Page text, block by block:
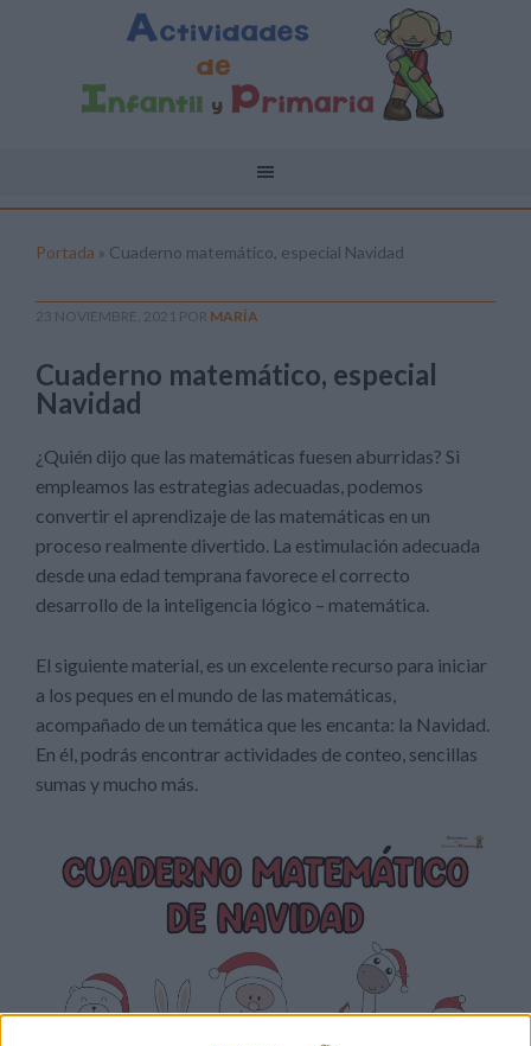
Portada » Cuaderno matemático, especial Navidad
23 NOVIEMBRE, 2021 POR MARÍA
Cuaderno matemático, especial
Navidad
¿Quién dijo que las matemáticas fuesen aburridas? Si
empleamos las estrategias adecuadas, podemos
convertir el aprendizaje de las matemáticas en un
proceso realmente divertido. La estimulación adecuada
desde una edad temprana favorece el correcto
desarrollo de la inteligencia lógico – matemática.
El siguiente material, es un excelente recurso para iniciar
a los peques en el mundo de las matemáticas,
acompañado de un temática que les encanta: la Navidad.
En él, podrás encontrar actividades de conteo, sencillas
sumas y mucho más.